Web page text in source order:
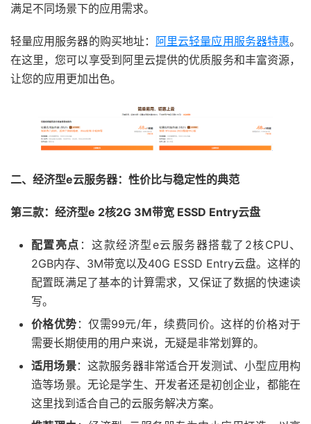
满足不同场景下的应用需求。
轻量应用服务器的购买地址： 阿里云轻量应用服务器特惠。
在这里，您可以享受到阿里云提供的优质服务和丰富资源，
让您的应用更加出色。
二、经济型e云服务器：性价比与稳定性的典范
第三款：经济型e 2核2G 3M带宽 ESSD Entry云盘
配置亮点 ：这款经济型e云服务器搭载了2核CPU、
2GB内存、3M带宽以及40G ESSD Entry云盘。这样的
配置既满足了基本的计算需求，又保证了数据的快速读
写。
价格优势 ：仅需99元/年，续费同价。这样的价格对于
需要长期使用的用户来说，无疑是非常划算的。
适用场景：这款服务器非常适合开发测试、小型应用构
造等场景。无论是学生、开发者还是初创企业，都能在
这里找到适合自己的云服务解决方案。